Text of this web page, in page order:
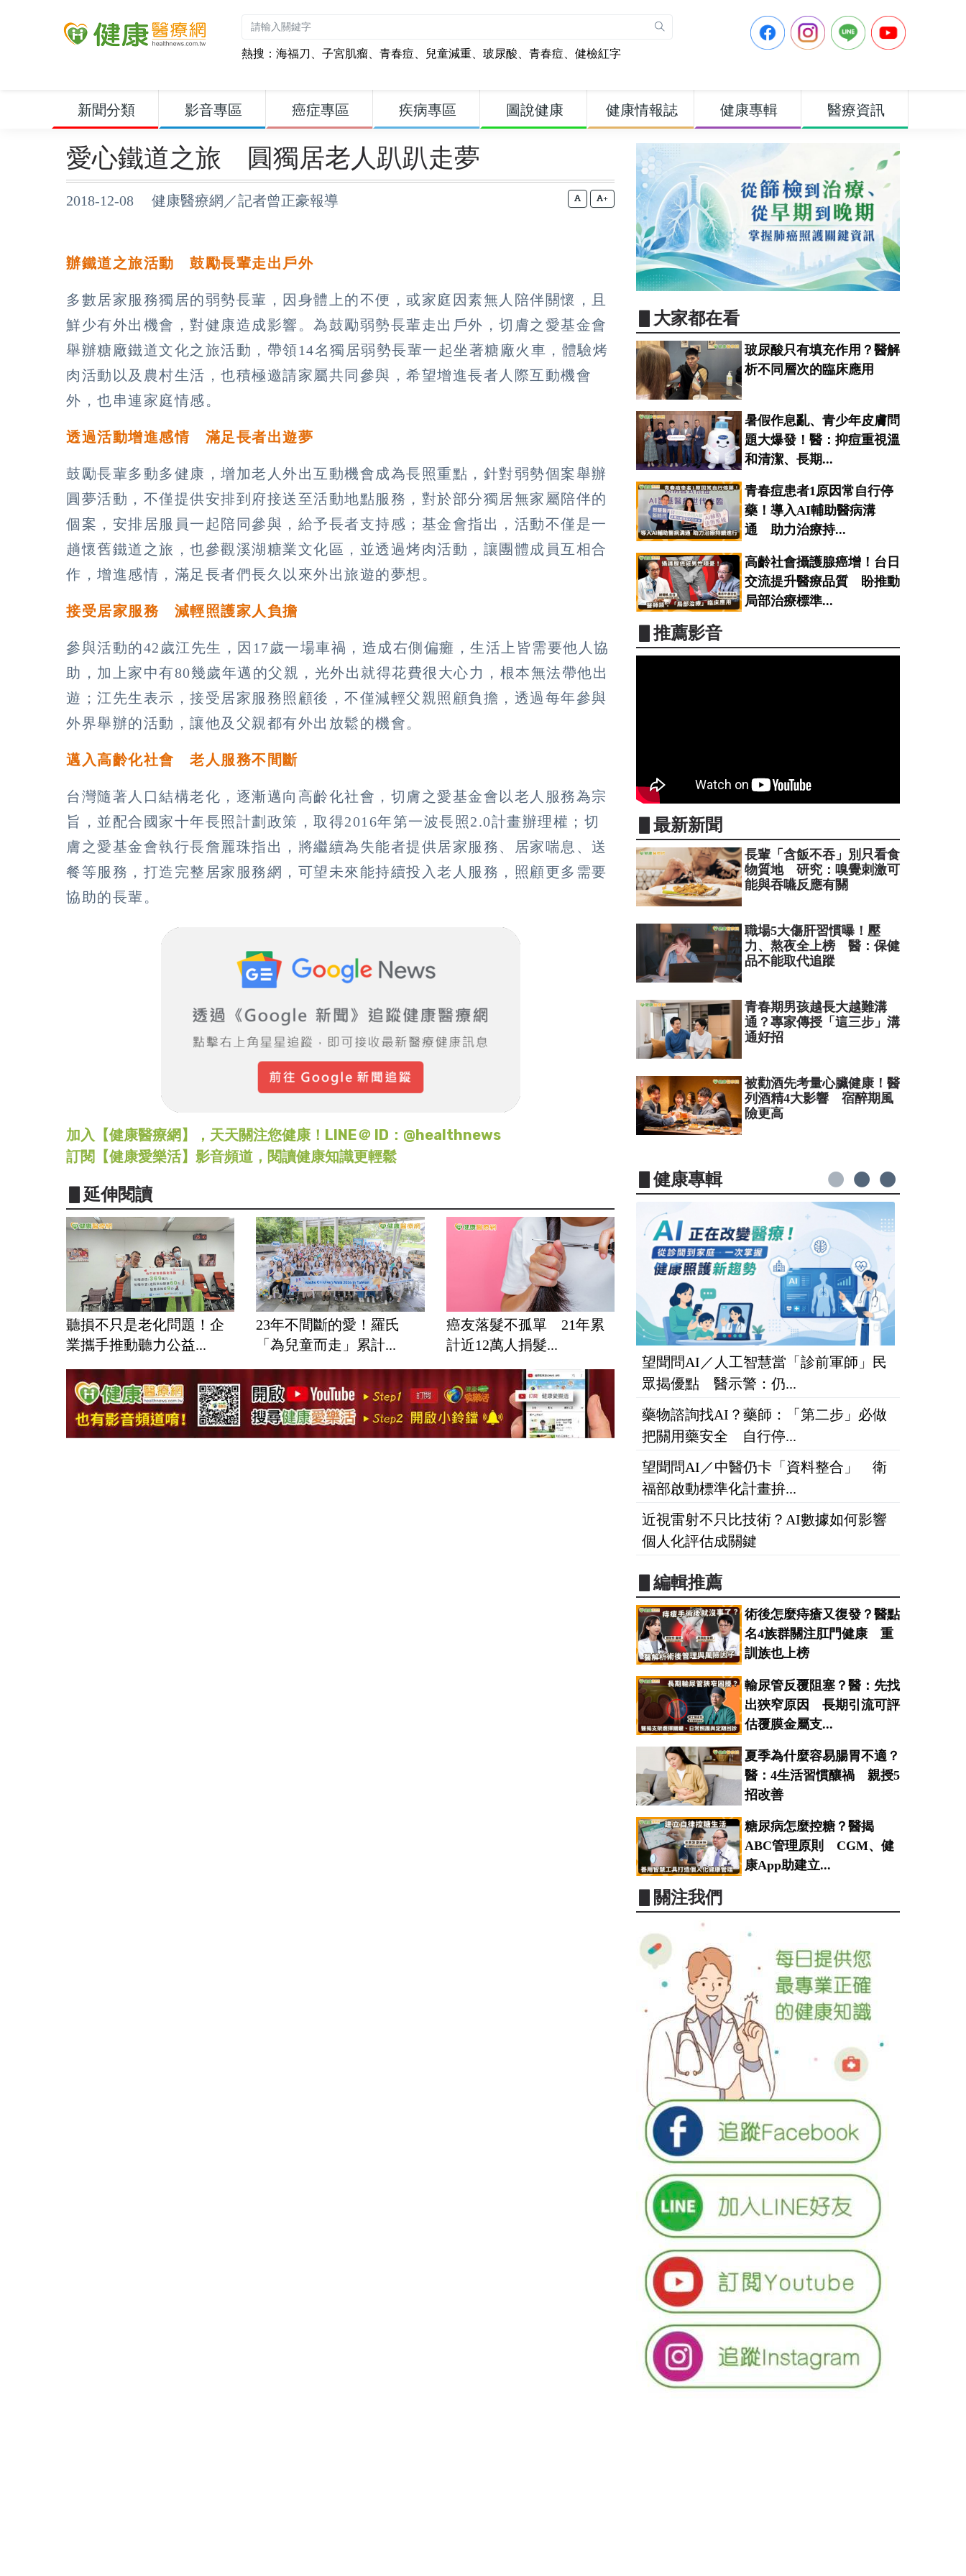
熱搜： 海福刀 、 子宮肌瘤、 青春痘、 兒童減重、 玻尿酸、 青春痘、 健檢紅字
新聞分類 影音專區 癌症專區 疾病專區 圖說健康 健康情報誌 健康專輯 醫療資訊
愛心鐵道之旅 圓獨居老人趴趴走夢
2018-12-08 健康醫療網／記者曾正豪報導 +
辦鐵道之旅活動 鼓勵長輩走出戶外
多數居家服務獨居的弱勢長輩，因身體上的不便，或家庭因素無人陪伴關懷，且
鮮少有外出機會，對健康造成影響。為鼓勵弱勢長輩走出戶外，切膚之愛基金會
舉辦糖廠鐵道文化之旅活動，帶領14名獨居弱勢長輩一起坐著糖廠火車，體驗烤
肉活動以及農村生活，也積極邀請家屬共同參與，希望增進長者人際互動機會
外，也串連家庭情感。
透過活動增進感情 滿足長者出遊夢
鼓勵長輩多動多健康，增加老人外出互動機會成為長照重點，針對弱勢個案舉辦
圓夢活動，不僅提供安排到府接送至活動地點服務，對於部分獨居無家屬陪伴的
個案，安排居服員一起陪同參與，給予長者支持感；基金會指出，活動不僅是一
趟懷舊鐵道之旅，也參觀溪湖糖業文化區，並透過烤肉活動，讓團體成員互相合
作，增進感情，滿足長者們長久以來外出旅遊的夢想。
接受居家服務 減輕照護家人負擔
參與活動的42歲江先生，因17歲一場車禍，造成右側偏癱，生活上皆需要他人協
助，加上家中有80幾歲年邁的父親，光外出就得花費很大心力，根本無法帶他出
遊；江先生表示，接受居家服務照顧後，不僅減輕父親照顧負擔，透過每年參與
外界舉辦的活動，讓他及父親都有外出放鬆的機會。
邁入高齡化社會 老人服務不間斷
台灣隨著人口結構老化，逐漸邁向高齡化社會，切膚之愛基金會以老人服務為宗
旨，並配合國家十年長照計劃政策，取得2016年第一波長照2.0計畫辦理權；切
膚之愛基金會執行長詹麗珠指出，將繼續為失能者提供居家服務、居家喘息、送
餐等服務，打造完整居家服務網，可望未來能持續投入老人服務，照顧更多需要
協助的長輩。
加入【健康醫療網】，天天關注您健康！LINE＠ ID：@healthnews
訂閱【健康愛樂活】影音頻道，閱讀健康知識更輕鬆
▋延伸閱讀
聽損不只是老化問題！企
業攜手推動聽力公益...
23年不間斷的愛！羅氏
「為兒童而走」累計...
癌友落髮不孤單 21年累
計近12萬人捐髮...
▋大家都在看
玻尿酸只有填充作用？醫解
析不同層次的臨床應用
暑假作息亂、青少年皮膚問
題大爆發！醫：抑痘重視溫
和清潔、長期...
青春痘患者1原因常自行停
藥！導入AI輔助醫病溝
通 助力治療持...
高齡社會攝護腺癌增！台日
交流提升醫療品質 盼推動
局部治療標準...
▋推薦影音
▋最新新聞
長輩「含飯不吞」別只看食
物質地 研究：嗅覺刺激可
能與吞嚥反應有關
職場5大傷肝習慣曝！壓
力、熬夜全上榜 醫：保健
品不能取代追蹤
青春期男孩越長大越難溝
通？專家傳授「這三步」溝
通好招
被勸酒先考量心臟健康！醫
列酒精4大影響 宿醉期風
險更高
▋健康專輯
望聞問AI／人工智慧當「診前軍師」民
眾揭優點 醫示警：仍...
藥物諮詢找AI？藥師：「第二步」必做
把關用藥安全 自行停...
望聞問AI／中醫仍卡「資料整合」 衛
福部啟動標準化計畫拚...
近視雷射不只比技術？AI數據如何影響
個人化評估成關鍵
▋編輯推薦
術後怎麼痔瘡又復發？醫點
名4族群關注肛門健康 重
訓族也上榜
輸尿管反覆阻塞？醫：先找
出狹窄原因 長期引流可評
估覆膜金屬支...
夏季為什麼容易腸胃不適？
醫：4生活習慣釀禍 親授5
招改善
糖尿病怎麼控糖？醫揭
ABC管理原則 CGM、健
康App助建立...
▋關注我們